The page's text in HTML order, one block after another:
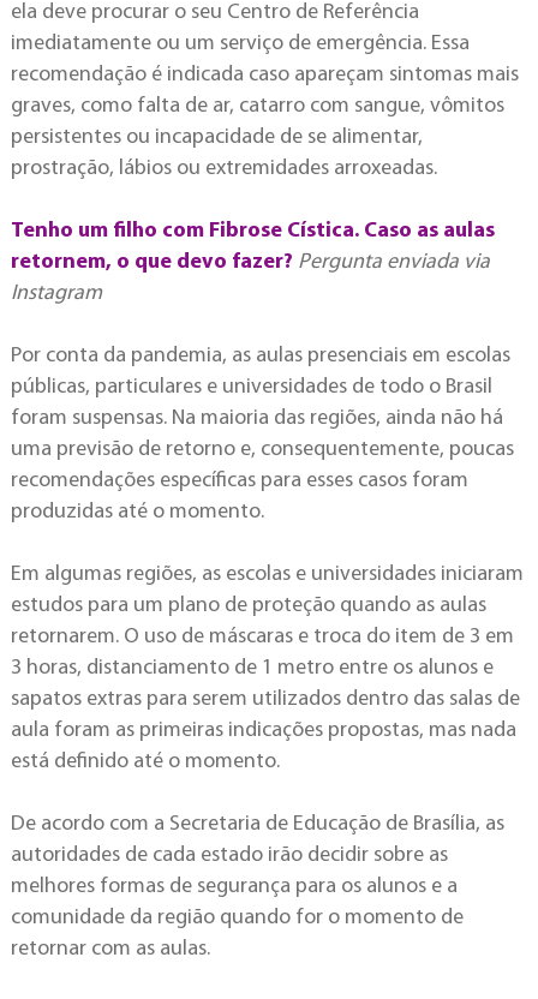
ela deve procurar o seu Centro de Referência
imediatamente ou um serviço de emergência. Essa
recomendação é indicada caso apareçam sintomas mais
graves, como falta de ar, catarro com sangue, vômitos
persistentes ou incapacidade de se alimentar,
prostração, lábios ou extremidades arroxeadas.
Tenho um filho com Fibrose Cística. Caso as aulas
retornem, o que devo fazer? Pergunta enviada via
Instagram
Por conta da pandemia, as aulas presenciais em escolas
públicas, particulares e universidades de todo o Brasil
foram suspensas. Na maioria das regiões, ainda não há
uma previsão de retorno e, consequentemente, poucas
recomendações específicas para esses casos foram
produzidas até o momento.
Em algumas regiões, as escolas e universidades iniciaram
estudos para um plano de proteção quando as aulas
retornarem. O uso de máscaras e troca do item de 3 em
3 horas, distanciamento de 1 metro entre os alunos e
sapatos extras para serem utilizados dentro das salas de
aula foram as primeiras indicações propostas, mas nada
está definido até o momento.
De acordo com a Secretaria de Educação de Brasília, as
autoridades de cada estado irão decidir sobre as
melhores formas de segurança para os alunos e a
comunidade da região quando for o momento de
retornar com as aulas.